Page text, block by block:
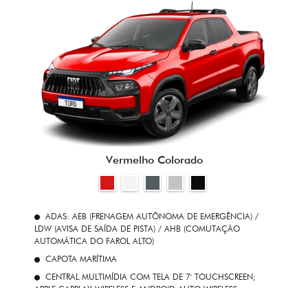
Vermelho Colorado
ADAS: AEB (FRENAGEM AUTÔNOMA DE EMERGÊNCIA) /
LDW (AVISA DE SAÍDA DE PISTA) / AHB (COMUTAÇÃO
AUTOMÁTICA DO FAROL ALTO)
CAPOTA MARÍTIMA
CENTRAL MULTIMÍDIA COM TELA DE 7' TOUCHSCREEN;